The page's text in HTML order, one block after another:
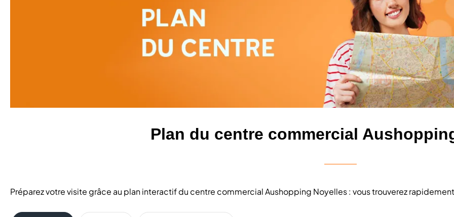
Plan du centre commercial
Préparez votre visite grâce au plan interactif du centre commercial Aushopping Noyelles : vous trouverez